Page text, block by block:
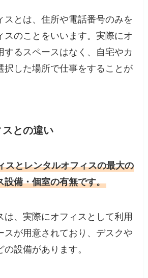
スとは、住所や電話番号のみを
スのことをいいます。実際にオ
するスペースはなく、自宅やカ
択した場所で仕事をすることが
スとの違い
スとレンタルオフィスの最大の
設備・個室の有無です。
は、実際にオフィスとして利用
スが用意されており、デスクや
設備があります。